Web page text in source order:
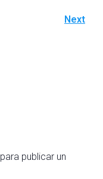
Next
para publicar un